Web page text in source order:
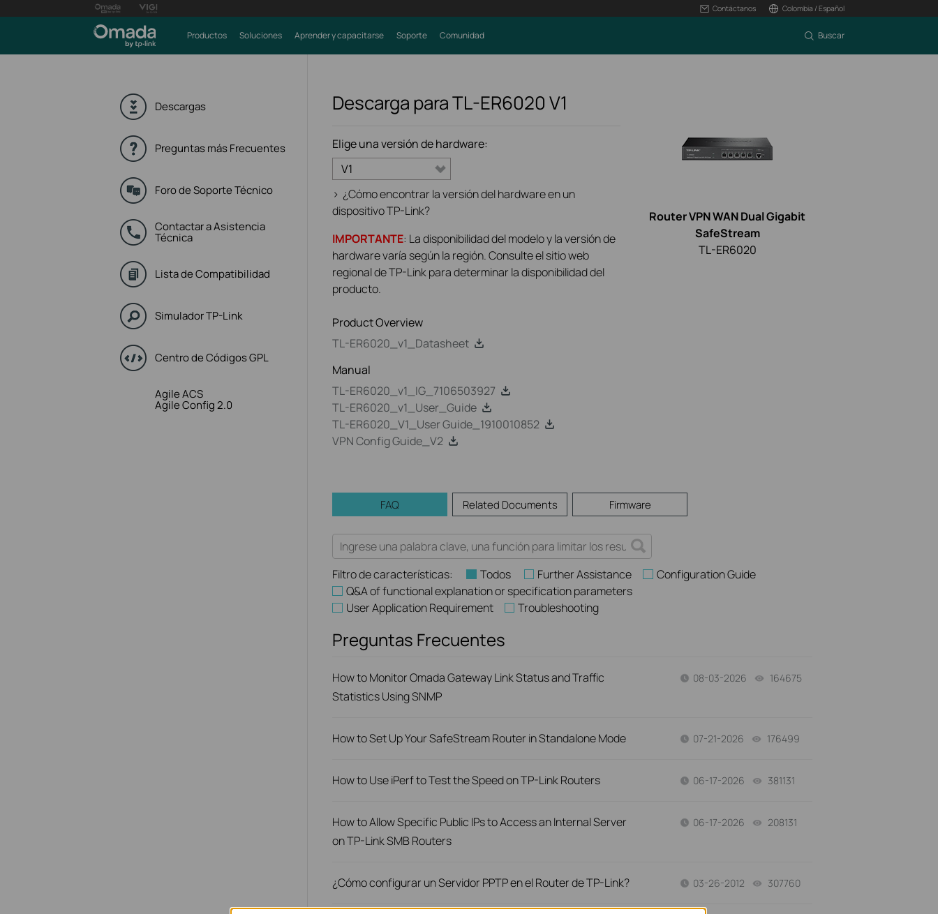
Contáctanos Colombia / Español
Productos Soluciones Aprender y capacitarse Soporte Comunidad Buscar
Descargas
Preguntas más Frecuentes
Foro de Soporte Técnico
Contactar a Asistencia
Técnica
Lista de Compatibilidad
Simulador TP-Link
Centro de Códigos GPL
Agile ACS
Agile Config 2.0
Descarga paraTL-ER6020V1
Elige una versión de hardware:
V1
> ¿Cómo encontrar la versión del hardware en un
dispositivo TP-Link?
IMPORTANTE: La disponibilidad del modelo y la versión de
hardware varía según la región. Consulte el sitio web
regional de TP-Link para determinar la disponibilidad del
producto.
Product Overview
TL-ER6020_v1_Datasheet
Manual
TL-ER6020_v1_IG_7106503927
TL-ER6020_v1_User_Guide
TL-ER6020_V1_User Guide_1910010852
VPN Config Guide_V2
Router VPN WAN Dual Gigabit
SafeStream
TL-ER6020
FAQ Related Documents Firmware
Filtro de características: Todos Further Assistance
Configuration Guide
Q&A of functional explanation or specification parameters
User Application Requirement
Troubleshooting
Preguntas Frecuentes
How to Monitor Omada Gateway Link Status and Traffic
Statistics Using SNMP
08-03-2026 164675
How to Set Up Your SafeStream Router in Standalone Mode 07-21-2026 176499
How to Use iPerf to Test the Speed on TP-Link Routers 06-17-2026 381131
How to Allow Specific Public IPs to Access an Internal Server
on TP-Link SMB Routers
06-17-2026 208131
¿Cómo configurar un Servidor PPTP en el Router de TP-Link? 03-26-2012 307760